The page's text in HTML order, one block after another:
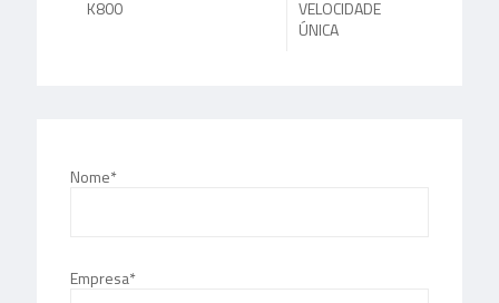
K800
VELOCIDADE
ÚNICA
Nome*
Empresa*